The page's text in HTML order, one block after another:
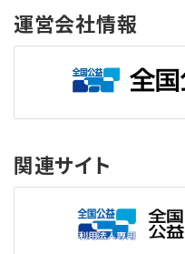
運営会社情報
関連サイト